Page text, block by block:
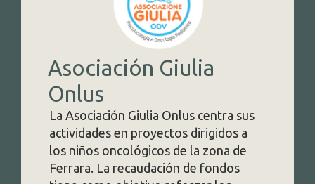
Matilde Basket
Desde 1971, Matilde Basket
ha sido el punto de referencia para
baloncesto en Bondeno. Junto a un
sector juvenil que ha producido en